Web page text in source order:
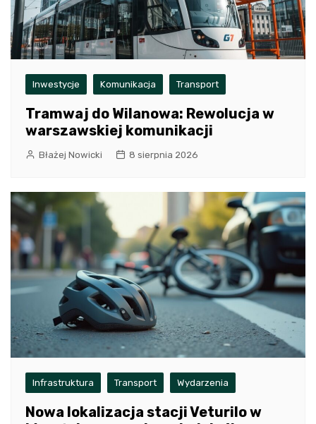
Inwestycje Komunikacja Transport
Tramwaj do Wilanowa: Rewolucja w
warszawskiej komunikacji
Błażej Nowicki 8 sierpnia 2026
Infrastruktura Transport Wydarzenia
Nowa lokalizacja stacji Veturilo w